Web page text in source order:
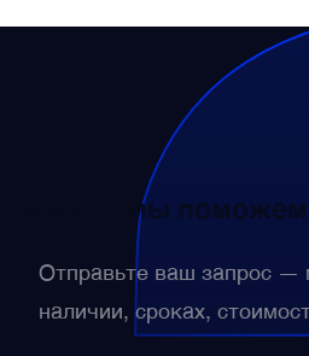
нами — мы поможем
Отправьте ваш запрос
наличии, сроках,